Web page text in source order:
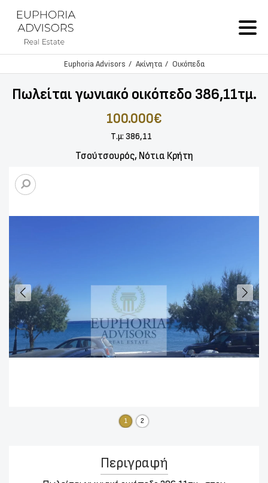
Euphoria Advisors Ακίνητα Οικόπεδα
Πωλείται γωνιακό οικόπεδο 386,11τμ.
100.000€
Τ.μ: 386,11
Τσούτσουρός, Νότια Κρήτη
1 2
Περιγραφή